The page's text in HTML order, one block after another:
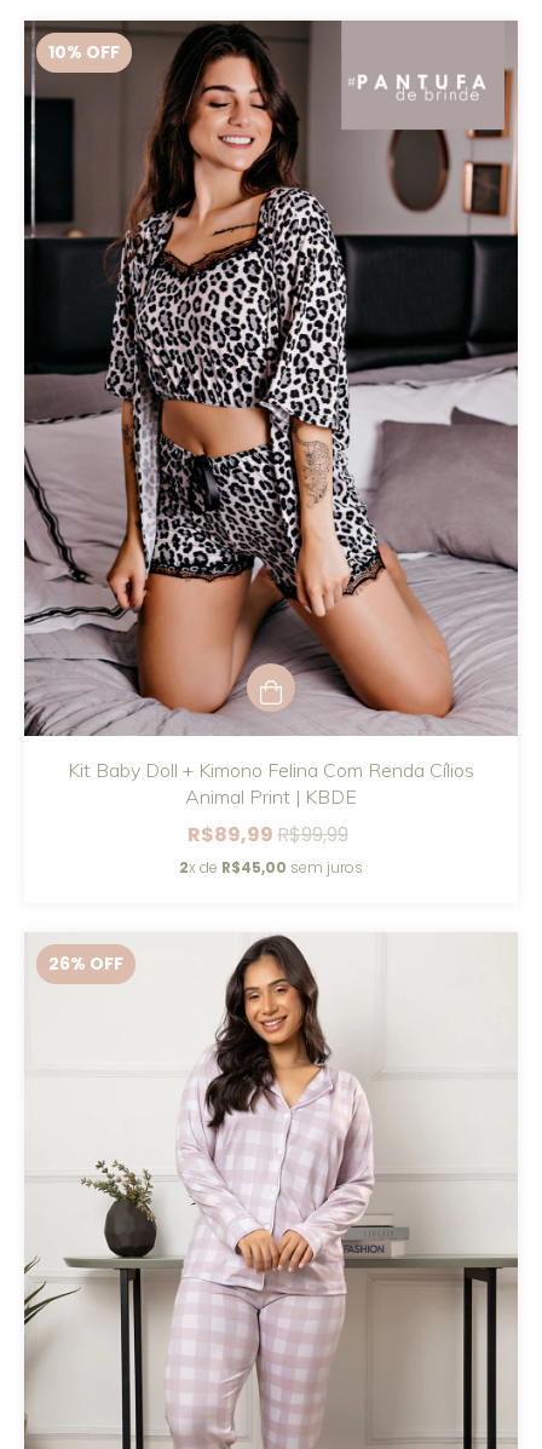
10% OFF
Kit Baby Doll + Kimono Felina Com Renda Cílios
Animal Print | KBDE
R$89,99R$99,99
2x de R$45,00 sem juros
26% OFF